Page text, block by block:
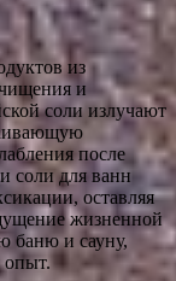
из
и
соли излучают
после
соли для ванн
оставляя
жизненной
баню и сауну,
опыт.